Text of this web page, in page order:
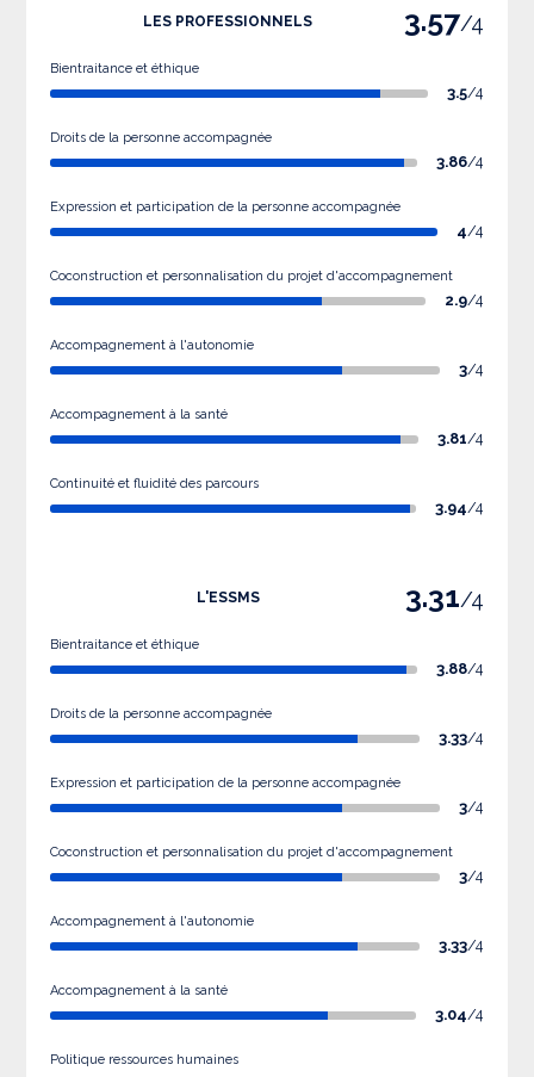
LES PROFESSIONNELS 3.57/4
Bientraitance et éthique
3.5/4
Droits de la personne accompagnée
3.86/4
Expression et participation de la personne accompagnée
4/4
Coconstruction et personnalisation du projet d'accompagnement
2.9/4
Accompagnement à l'autonomie
3/4
Accompagnement à la santé
3.81/4
Continuité et fluidité des parcours
3.94/4
L'ESSMS 3.31/4
Bientraitance et éthique
3.88/4
Droits de la personne accompagnée
3.33/4
Expression et participation de la personne accompagnée
3/4
Coconstruction et personnalisation du projet d'accompagnement
3/4
Accompagnement à l'autonomie
3.33/4
Accompagnement à la santé
3.04/4
Politique ressources humaines